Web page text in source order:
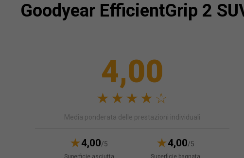
Goodyear EfficientGrip 2
4,00
Media ponderata delle prestazioni individuali
4,00/5
Superficie asciutta
4,00/5
Superficie bagnata